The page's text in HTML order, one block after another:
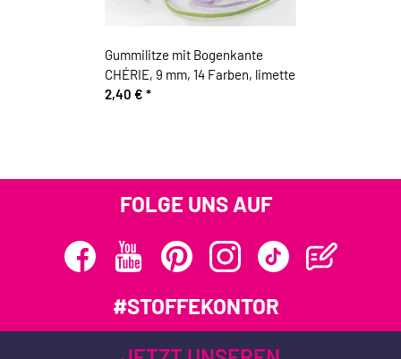
Gummilitze mit Bogenkante
CHÉRIE, 9 mm, 14 Farben, limette
2,40 € *
FOLGE UNS AUF
#STOFFEKONTOR